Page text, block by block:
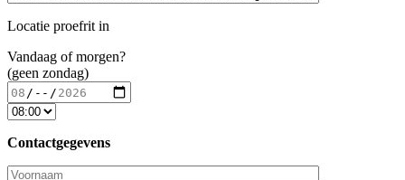
Locatie proefrit in
Vandaag of morgen?
(geen zondag)
Contactgegevens